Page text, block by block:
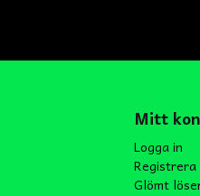
Mitt
Logga in
Registrera
Glömt